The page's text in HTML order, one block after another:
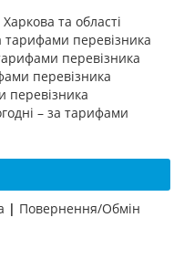
та області
тарифами перевізника
перевізника
перевізника
перевізника
– за тарифами
| Повернення/Обмін